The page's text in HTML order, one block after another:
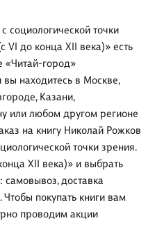
социологической точки
VI до конца XII века)» есть
«Читай-город»
вы находитесь в Москве,
Казани,
или любом другом регионе
на книгу Николай Рожков
точки зрения.
XII века)» и выбрать
самовывоз, доставка
покупать книги вам
проводим акции